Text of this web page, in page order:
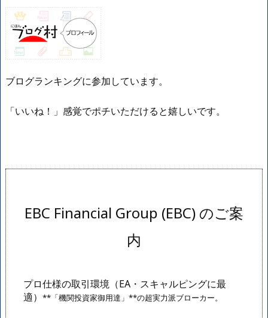
ブログランキングに参加しています。
「いいね！」感覚でポチいただけると嬉しいです。
EBC Financial Group (EBC) のご案
内
プロ仕様の取引環境（EA・スキャルピングに最
適） **「機関投資家御用達」**の超実力派ブローカー。